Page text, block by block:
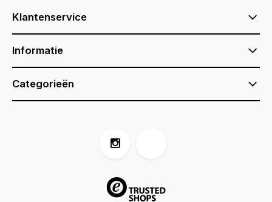
Klantenservice
Informatie
Categorieën